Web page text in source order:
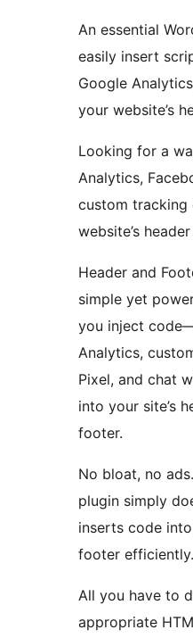
An essential
easily insert
Google
your website’s
Looking for a
Analytics,
custom
website’s
Header and
simple yet
you inject
Analytics,
Pixel, and chat
into your site’s
footer.
No bloat, no
plugin simply
inserts code
footer efficiently.
All you have to
appropriate